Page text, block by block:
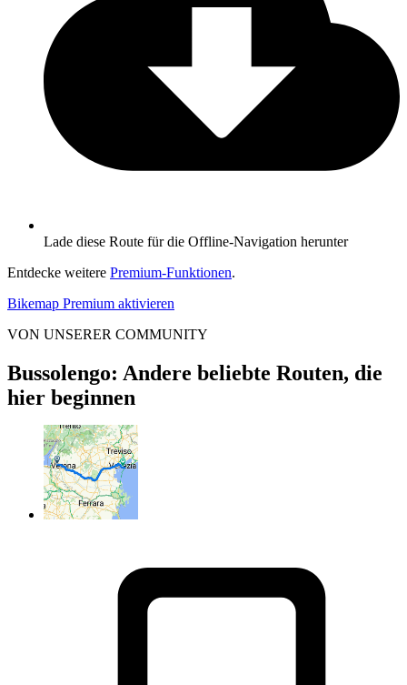
Lade diese Route für die Offline-Navigation herunter
Entdecke weitere Premium-Funktionen.
Bikemap Premium aktivieren
VON UNSERER COMMUNITY
Bussolengo: Andere beliebte Routen, die
hier beginnen